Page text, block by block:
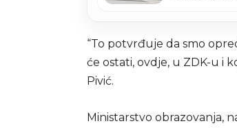
“To potvrđuje da smo
će ostati, ovdje, u ZDK-u i
Pivić.
Ministarstvo obrazovanja,